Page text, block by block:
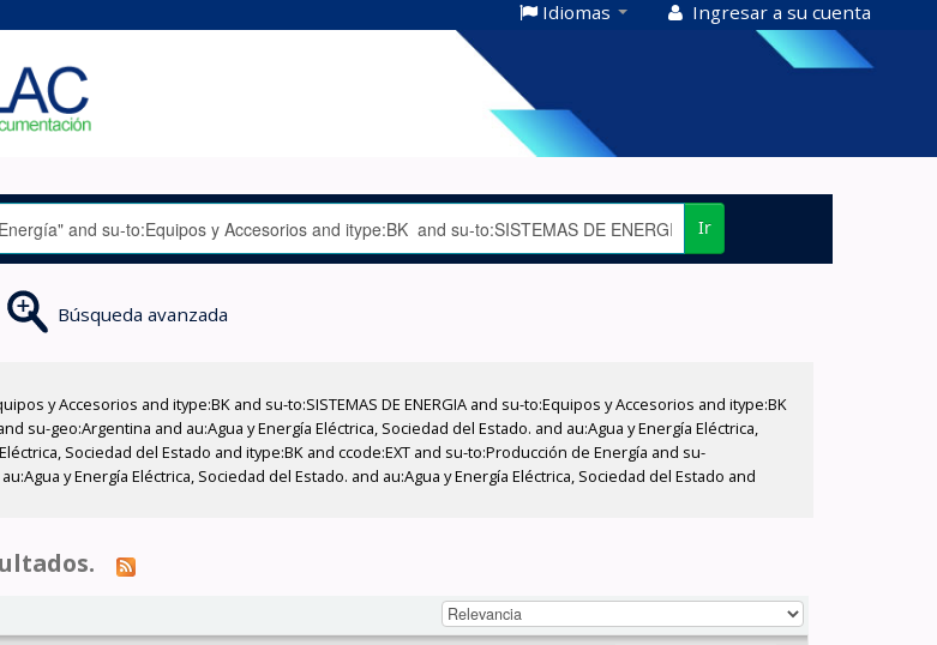
Idiomas Ingresar a su cuenta
Ir
Búsqueda avanzada
y Accesorios and itype:BK and su-to:SISTEMAS DE ENERGIA and su-to:Equipos y Accesorios and itype:BK
su-geo:Argentina and au:Agua y Energía Eléctrica, Sociedad del Estado. and au:Agua y Energía Eléctrica,
Sociedad del Estado and itype:BK and ccode:EXT and su-to:Producción de Energía and su-
y Energía Eléctrica, Sociedad del Estado. and au:Agua y Energía Eléctrica, Sociedad del Estado and